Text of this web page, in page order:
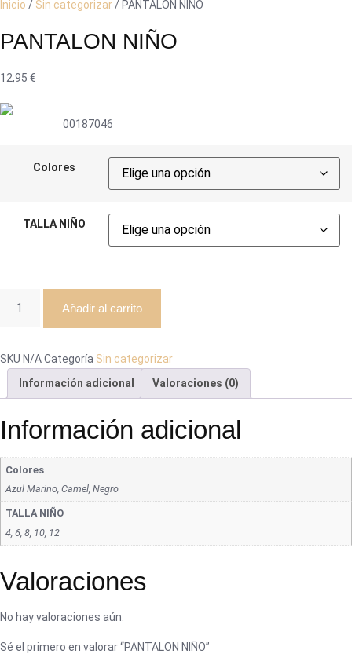
Inicio / Sin categorizar/ PANTALON NIÑO
PANTALON NIÑO
12,95 €
00187046
Colores
TALLA NIÑO
NIÑO
cantidad
Añadir al carrito
SKU N/ACategoría Sin categorizar
Información adicional
Valoraciones (0)
Información adicional
Colores
Azul Marino, Camel, Negro
TALLA NIÑO
4, 6, 8, 10, 12
Valoraciones
No hay valoraciones aún.
Sé el primero en valorar “PANTALON NIÑO”